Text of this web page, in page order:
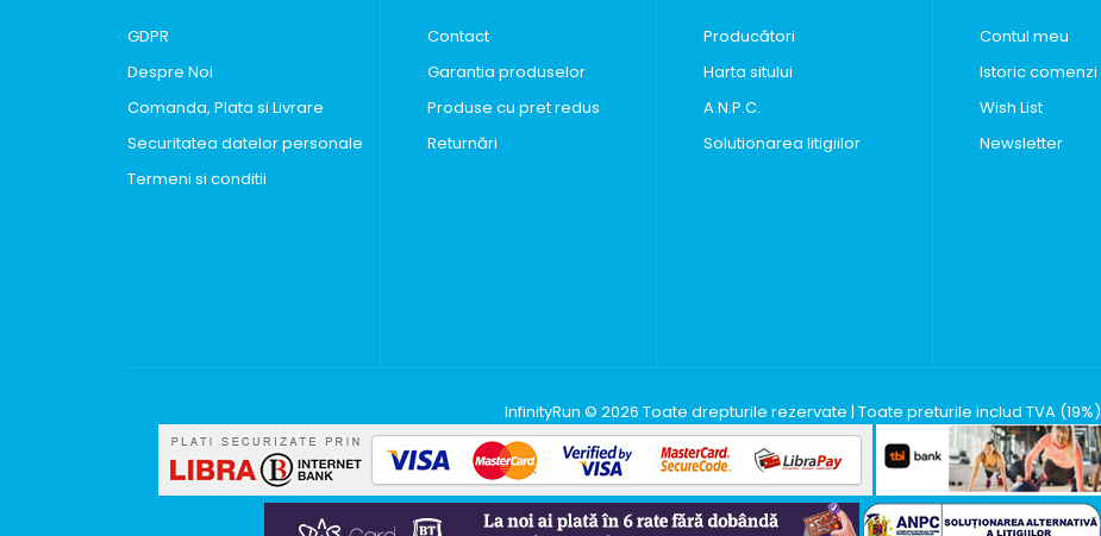
GDPR
Despre Noi
Comanda, Plata si Livrare
Securitatea datelor personale
Termeni si conditii
Contact
Garantia produselor
Produse cu pret redus
Returnări
Producători
Harta sitului
A.N.P.C.
Solutionarea litigiilor
Contul meu
Istoric comenzi
Wish List
Newsletter
InfinityRun © 2026 Toate drepturile rezervate | Toate preturile includ TVA (19%)